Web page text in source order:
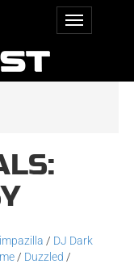
/ DJ Dark
/ Duzzled /